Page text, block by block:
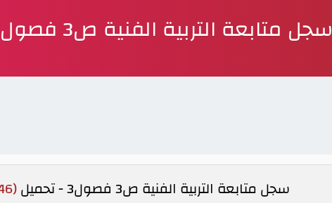
سجل متابعة التربية الفنية ص3 فصول3 - تحميل
سجل متابعة التربية الفنية ص3 فصول3 - تحميل (1.46 MB)